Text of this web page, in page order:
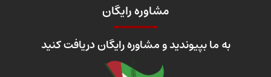
مشاوره رایگان
بپیوندید و مشاوره رایگان دریافت کنید